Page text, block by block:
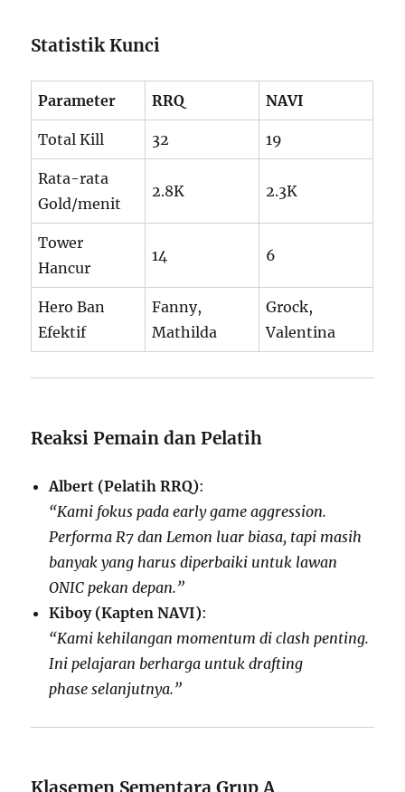
Statistik Kunci
Parameter RRQ NAVI
Total Kill 32 19
Rata-rata
Gold/menit
2.8K 2.3K
Tower
Hancur
14 6
Hero Ban
Efektif
Fanny,
Mathilda
Grock,
Valentina
Reaksi Pemain dan Pelatih
Albert (Pelatih RRQ):
“Kami fokus pada early game aggression.
Performa R7 dan Lemon luar biasa, tapi masih
banyak yang harus diperbaiki untuk lawan
ONIC pekan depan.”
Kiboy (Kapten NAVI):
“Kami kehilangan momentum di clash penting.
Ini pelajaran berharga untuk drafting
phase selanjutnya.”